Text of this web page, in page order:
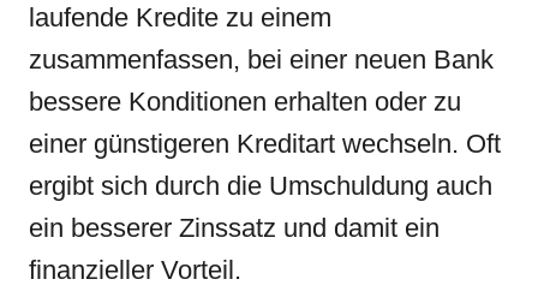
laufende Kredite zu einem
zusammenfassen, bei einer neuen Bank
bessere Konditionen erhalten oder zu
einer günstigeren Kreditart wechseln. Oft
ergibt sich durch die Umschuldung auch
ein besserer Zinssatz und damit ein
finanzieller Vorteil.